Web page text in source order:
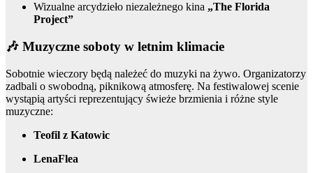
Wizualne arcydzieło niezależnego kina „The Florida
Project”
🎶 Muzyczne soboty w letnim klimacie
Sobotnie wieczory będą należeć do muzyki na żywo. Organizatorzy
zadbali o swobodną, piknikową atmosferę. Na festiwalowej scenie
wystąpią artyści reprezentujący świeże brzmienia i różne style
muzyczne:
Teofil z Katowic
LenaFlea